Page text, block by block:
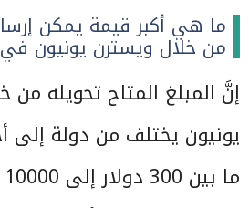
ما هي أكبر قيمة يمكن
من خلال ويسترن يونيون في
إنَّ المبلغ المتاح تحويله من
يونيون يختلف من دولة إلى